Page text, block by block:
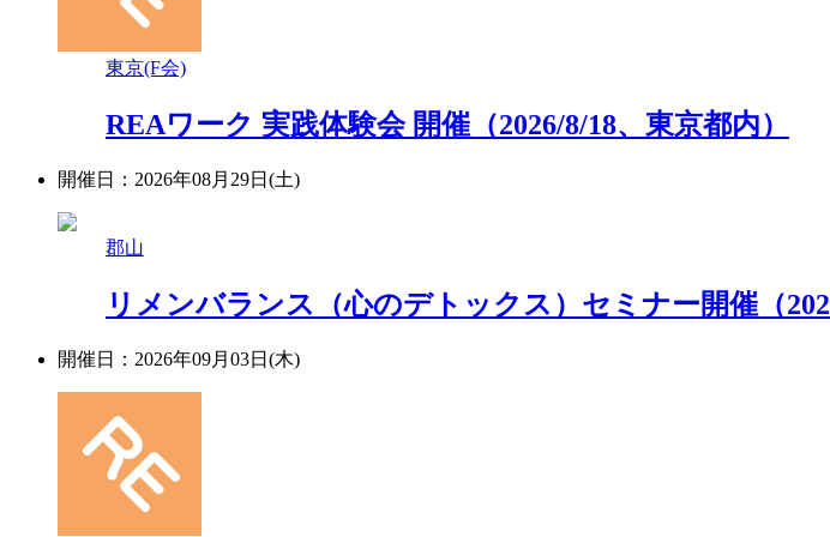
東京(F会)
REAワーク 実践体験会 開催（2026/8/18、東京都内）
開催日：2026年08月29日(土)
郡山
リメンバランス（心のデトックス）セミナー開催（
開催日：2026年09月03日(木)